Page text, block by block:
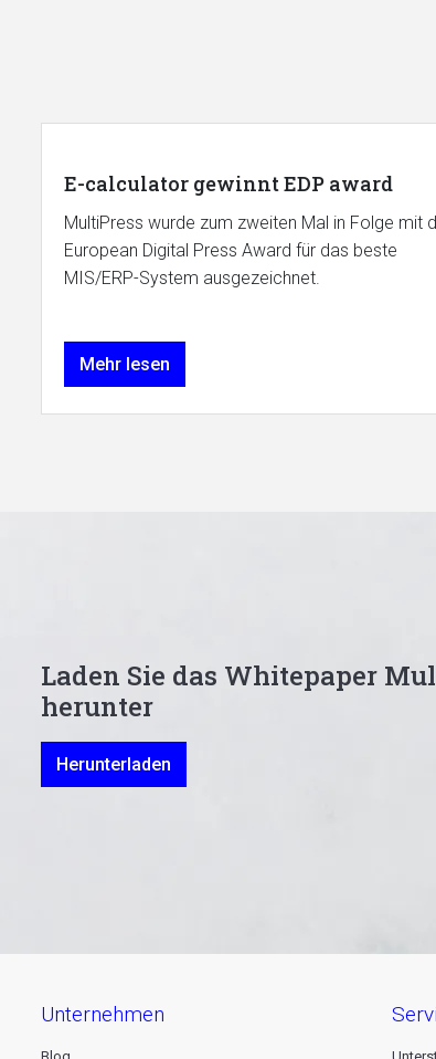
E-calculator gewinnt EDP award
MultiPress wurde zum zweiten Mal in Folge mit
European Digital Press Award für das beste
MIS/ERP-System ausgezeichnet.
Mehr lesen
Laden Sie das Whitepaper
herunter
Herunterladen
unternehmen